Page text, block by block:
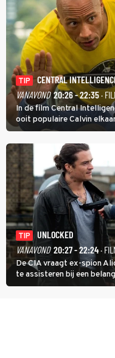
TIP
CENTRAL
VANAVOND 20:26 - 22:35·
In de film Central
ooit populaire Calvin
inmiddels supergespierd
goed kan gebruiken.
TIP
UNLOCKED
VANAVOND 20:27 - 22:24·
De CIA vraagt ex-spion
te assisteren bij een
degene die haar